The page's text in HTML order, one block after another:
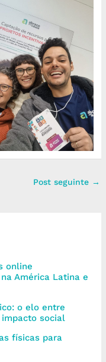
Post seguinte →
online
América Latina e
o elo entre
social
físicas para